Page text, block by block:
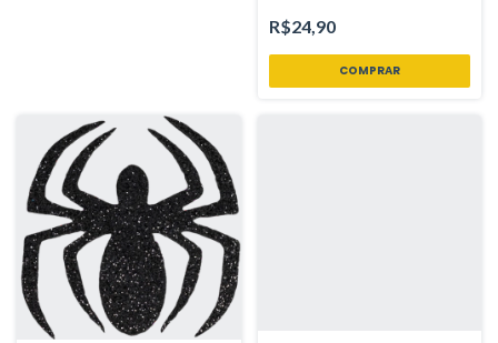
Vivarte - Inspire sua Festa
Loja
R$24,90